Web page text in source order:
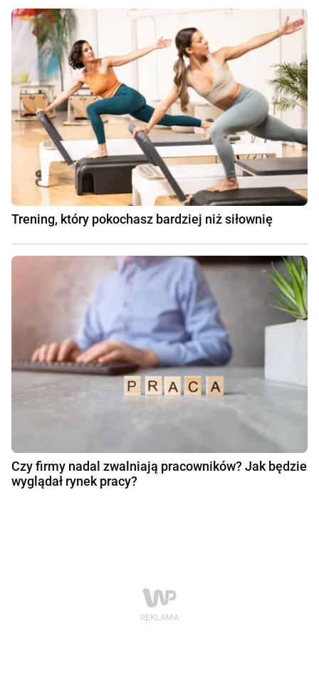
Trening, który pokochasz bardziej niż siłownię
Czy firmy nadal zwalniają pracowników? Jak będzie
wyglądał rynek pracy?